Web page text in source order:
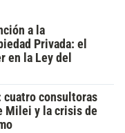
a la
Privada: el
en la Ley del
cuatro consultoras
Milei y la crisis de